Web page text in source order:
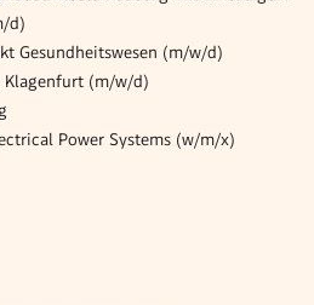
d)
Gesundheitswesen (m/w/d)
Klagenfurt (m/w/d)
Power Systems (w/m/x)